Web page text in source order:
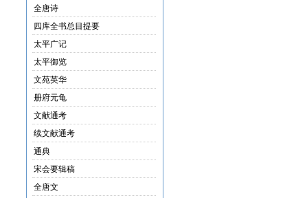
全唐诗
四库全书总目提要
太平广记
太平御览
文苑英华
册府元龟
文献通考
续文献通考
通典
宋会要辑稿
全唐文